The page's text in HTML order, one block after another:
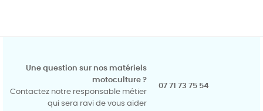
Une question sur nos matériels
motoculture ?
Contactez notre responsable métier
qui sera ravi de vous aider
07 71 73 75 54